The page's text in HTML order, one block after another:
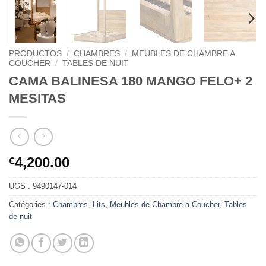
PRODUCTOS / CHAMBRES /
MEUBLES DE CHAMBRE A
COUCHER
/ TABLES DE NUIT
CAMA BALINESA 180 MANGO FELO+ 2
MESITAS
€4,200.00
UGS : 9490147-014
Catégories : Chambres, Lits, Meubles de Chambre a Coucher, Tables
de nuit